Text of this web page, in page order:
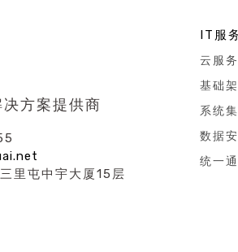
方案提供商
里屯中宇大厦15层
IT服
云服务
基础
系统
数据
统一